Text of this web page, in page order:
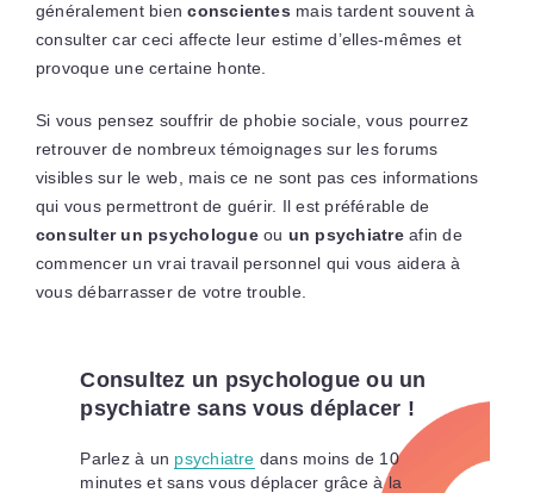
généralement bienconscientes mais tardent souvent à
consulter car ceci affecte leur estime d’elles-mêmes et
provoque une certaine honte.
Si vous pensez souffrir de phobie sociale, vous pourrez
retrouver de nombreux témoignages sur les forums
visibles sur le web, mais ce ne sont pas ces informations
qui vous permettront de guérir. Il est préférable de
consulter un psychologueou un psychiatreafin de
commencer un vrai travail personnel qui vous aidera à
vous débarrasser de votre trouble.
Consultez un psychologue ou un
psychiatre sans vous déplacer !
Parlez à un psychiatre dans moins de 10
minutes et sans vous déplacer grâce à la